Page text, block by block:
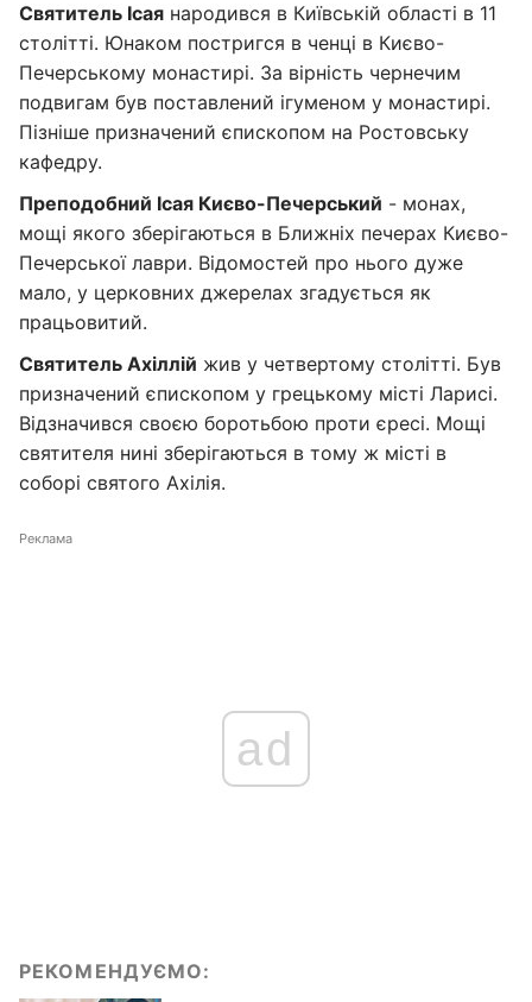
Святитель Ісая народився в Київській області в 11
столітті. Юнаком постригся в ченці в Києво-
Печерському монастирі. За вірність чернечим
подвигам був поставлений ігуменом у монастирі.
Пізніше призначений єпископом на Ростовську
кафедру.
Преподобний Ісая Києво-Печерський - монах,
мощі якого зберігаються в Ближніх печерах Києво-
Печерської лаври. Відомостей про нього дуже
мало, у церковних джерелах згадується як
працьовитий.
Святитель Ахіллій жив у четвертому столітті. Був
призначений єпископом у грецькому місті Ларисі.
Відзначився своєю боротьбою проти єресі. Мощі
святителя нині зберігаються в тому ж місті в
соборі святого Ахілія.
Реклама
ad
РЕКОМЕНДУЄМО: